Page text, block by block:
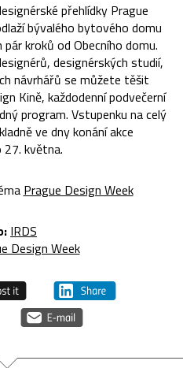
přehlídky Prague
bývalého bytového domu
kroků od Obecního domu.
designérských studií,
návrhářů se můžete těšit
Kině, každodenní podvečerní
program. Vstupenku na celý
ve dny konání akce
27. května.
Prague Design Week
IRDS
Design Week